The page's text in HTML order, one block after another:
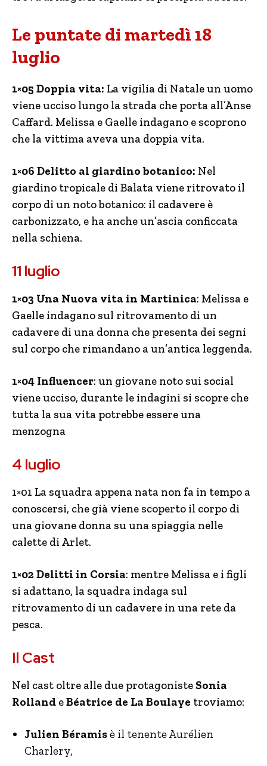
Le puntate di martedì 18
luglio
1×05 Doppia vita: La vigilia di Natale un uomo
viene ucciso lungo la strada che porta all’Anse
Caffard. Melissa e Gaelle indagano e scoprono
che la vittima aveva una doppia vita.
1×06 Delitto al giardino botanico: Nel
giardino tropicale di Balata viene ritrovato il
corpo di un noto botanico: il cadavere è
carbonizzato, e ha anche un’ascia conficcata
nella schiena.
11 luglio
1×03 Una Nuova vita in Martinica: Melissa e
Gaelle indagano sul ritrovamento di un
cadavere di una donna che presenta dei segni
sul corpo che rimandano a un’antica leggenda.
1×04 Influencer: un giovane noto sui social
viene ucciso, durante le indagini si scopre che
tutta la sua vita potrebbe essere una
menzogna
4 luglio
1×01 La squadra appena nata non fa in tempo a
conoscersi, che già viene scoperto il corpo di
una giovane donna su una spiaggia nelle
calette di Arlet.
1×02 Delitti in Corsia: mentre Melissa e i figli
si adattano, la squadra indaga sul
ritrovamento di un cadavere in una rete da
pesca.
Il Cast
Nel cast oltre alle due protagoniste Sonia
Rolland eBéatrice de La Boulaye troviamo:
Julien Béramisè il tenente Aurélien
Charlery,